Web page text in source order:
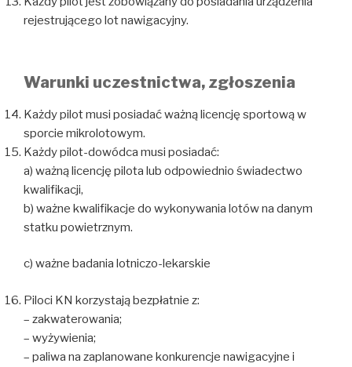
rejestrującego lot nawigacyjny.
Warunki uczestnictwa, zgłoszenia
Każdy pilot musi posiadać ważną licencję sportową w
sporcie mikrolotowym.
Każdy pilot-dowódca musi posiadać:
a) ważną licencję pilota lub odpowiednio świadectwo
kwalifikacji,
b) ważne kwalifikacje do wykonywania lotów na danym
statku powietrznym.
c) ważne badania lotniczo-lekarskie
Piloci KN korzystają bezpłatnie z:
– zakwaterowania;
– wyżywienia;
– paliwa na zaplanowane konkurencje nawigacyjne i